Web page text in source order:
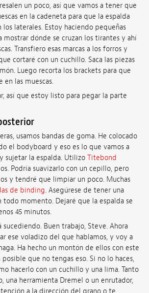
un poco, así que vamos a tener que
en la cadeneta para que la espalda
los laterales. Estoy haciendo pequeñas
mostrar dónde se cruzan los tirantes y ahí
Transfiero esas marcas a los forros y
cortaré con un cuchillo. Saca las piezas
Luego recorta los brackets para que
las muescas.
así que estoy listo para pegar la parte
usamos bandas de goma. He colocado
el bodyboard y eso es lo que vamos a
sujetar la espalda. Utilizo Titebond
Podría suavizarlo con un cepillo, pero
y tendré que limpiar un poco. Muchas
de binding. Asegúrese de tener una
momento. Dejaré que la espalda se
45 minutos.
sucediendo. Buen trabajo, Steve. Ahora
ese voladizo del que hablamos, y voy a
Ha hecho un montón de ellos con este
posible que no tengas eso. Si no lo haces,
hacerlo con un cuchillo y una lima. Tanto
una herramienta Dremel o un enrutador,